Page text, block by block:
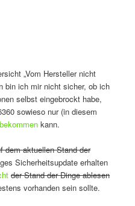
„Vom Hersteller nicht
bin ich mir nicht sicher, ob ich
selbst eingebrockt habe,
sowieso nur (in diesem
kann.
dem aktuellen Stand der
Sicherheitsupdate erhalten
der Stand der Dinge ablesen
vorhanden sein sollte.